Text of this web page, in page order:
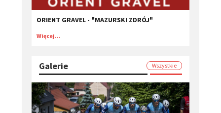
ORIENT GRAVEL - "MAZURSKI ZDRÓJ"
Więcej...
Galerie Wszystkie